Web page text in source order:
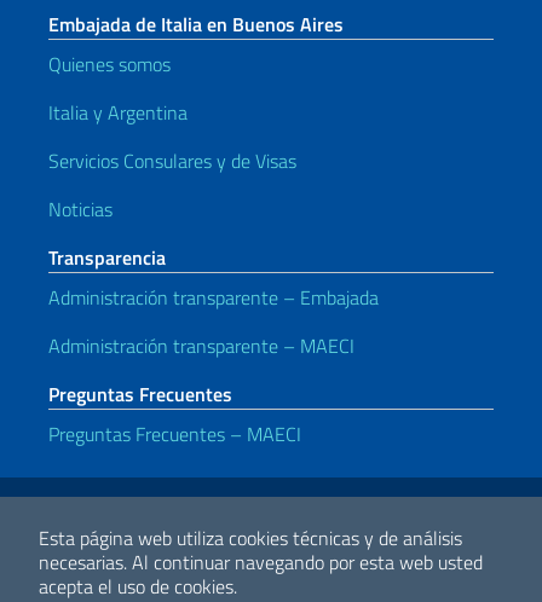
Esta página web utiliza cookies técnicas y de análisis
necesarias.Al continuar navegando por esta web usted
acepta el uso de cookies.
Embajada de Italia en Buenos Aires
Quienes somos
Italia y Argentina
Servicios Consulares y de Visas
Noticias
Transparencia
Administración transparente – Embajada
Administración transparente – MAECI
Preguntas Frecuentes
Preguntas Frecuentes – MAECI
Enlaces útiles